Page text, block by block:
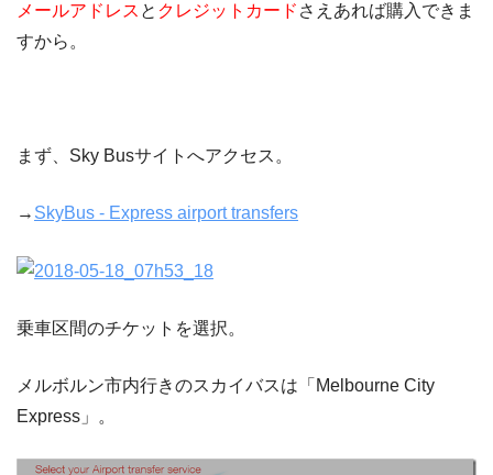
メールアドレス と クレジットカード さえあれば購入できま
すから。
まず、Sky Busサイトへアクセス。
→ SkyBus - Express airport transfers
乗車区間のチケットを選択。
メルボルン市内行きのスカイバスは「Melbourne City
Express」。